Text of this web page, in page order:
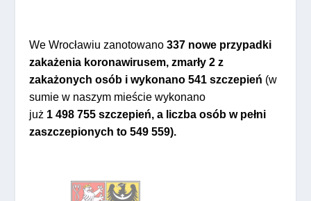
We Wrocławiu zanotowano 337 nowe przypadki
zakażenia koronawirusem, zmarły 2 z
zakażonych osób i wykonano541 szczepień (w
sumie w naszym mieście wykonano
już 1 498 755 szczepień, a liczba osób w pełni
zaszczepionych to549 559).